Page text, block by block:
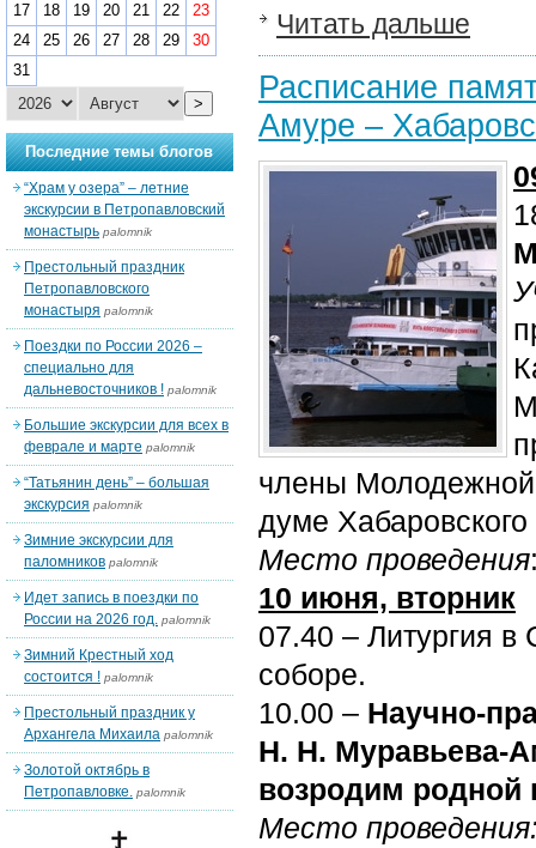
Читать дальше
Расписание
Амуре –
члены Молодежной
думе Хабаровского
Место проведения
10 июня, вторник
07.40 – Литургия
соборе.
10.00 – Научно-
Н. Н. Муравьева-
возродим родной
Место
17
18 19 20 21 22
23
24
25 26 27 28 29
30
31
>
Последние темы блогов
“Храм у озера” – летние
экскурсии в Петропавловский
монастырь palomnik
Престольный праздник
Петропавловского
монастыря palomnik
Поездки по России 2026 –
специально для
дальневосточников ! palomnik
Большие экскурсии для всех в
феврале и марте palomnik
“Татьянин день” – большая
экскурсия palomnik
Зимние экскурсии для
паломников palomnik
Идет запись в поездки по
России на 2026 год. palomnik
Зимний Крестный ход
состоится ! palomnik
Престольный праздник у
Архангела Михаила palomnik
Золотой октябрь в
Петропавловке. palomnik